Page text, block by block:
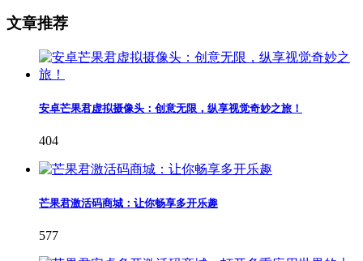
文章推荐
安卓芒果君虚拟摄像头：创意无限，纵享视觉奇妙之旅！
404
芒果君激活码商城：让你畅享多开乐趣
577